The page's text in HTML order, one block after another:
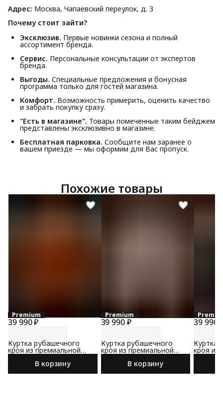
Адрес: Москва, Чапаевский переулок, д. 3
Почему стоит зайти?
Эксклюзив. Первые новинки сезона и полный
ассортимент бренда.
Сервис. Персональные консультации от экспертов
бренда.
Выгоды. Специальные предложения и бонусная
программа только для гостей магазина.
Комфорт. Возможность примерить, оценить качество
и забрать покупку сразу.
"Есть в магазине". Товары помеченные таким бейджем
представлены эксклюзивно в магазине.
Бесплатная парковка. Сообщите нам заранее о
вашем приезде — мы оформим для Вас пропуск.
Похожие товары
Premium
39 990 ₽
Куртка рубашечного
кроя из премиальной
замши
В корзину
Premium
39 990 ₽
Куртка рубашечного
кроя из премиальной
замши
В корзину
39 990
Куртка
кроя из
замши